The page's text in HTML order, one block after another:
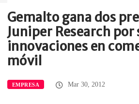
Home
Empresa Gemalto gana
Gemalto gana dos
Juniper Research por
innovaciones en
móvil
EMPRESA Mar 30, 2012